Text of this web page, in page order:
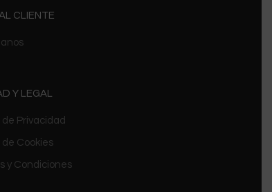
CLIENTE
Y LEGAL
de Privacidad
de Cookies
y Condiciones